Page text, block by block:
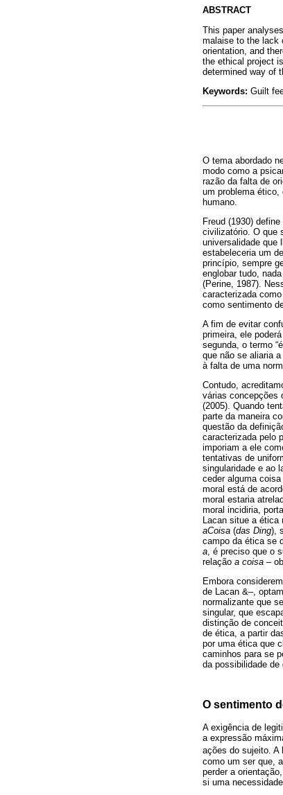
ABSTRACT
This paper
malaise to the lack
orientation, and
the ethical project
determined way of
Keywords: Guilt
O tema abordado
modo como a
razão da falta de
um problema ético,
humano.
Freud (1930)
civilizatório. O que
universalidade que
estabeleceria um
princípio, sempre
englobar tudo,
(Perine, 1987).
caracterizada
como sentimento
A fim de evitar
primeira, ele
segunda, o termo
que não se aliaria
à falta de uma
Contudo,
várias concepções
(2005). Quando
parte da maneira
questão da
caracterizada pelo
imporiam a ele
tentativas de
singularidade e ao
ceder alguma
moral está de
moral estaria
moral incidiria,
Lacan situe a ética
aCoisa (das Ding),
campo da ética se
a, é preciso que o
relação a coisa –
Embora
de Lacan &–,
normalizante que
singular, que
distinção de
de ética, a partir
por uma ética que
caminhos para se
da possibilidade
O sentimento
A exigência de
a expressão
ações do sujeito. A
como um ser que,
perder a
si uma